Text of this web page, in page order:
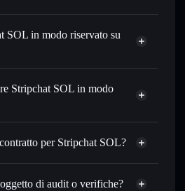
wallet Solflare
— scambia STRIPCHAT in
di altri token Solana al prezzo
— trasferisci STRIPCHAT
i wallet usando
incorporato di Solflare
reale— conosci prezzo, volume,
SOL in modo riservato su
Aggregatore di privacy
Stripchat SOL
Stripchat SOL in modo
Stripchat SOL
Aggregatore
per Stripchat SOL?
Stripchat SOL
di audit o verifiche?